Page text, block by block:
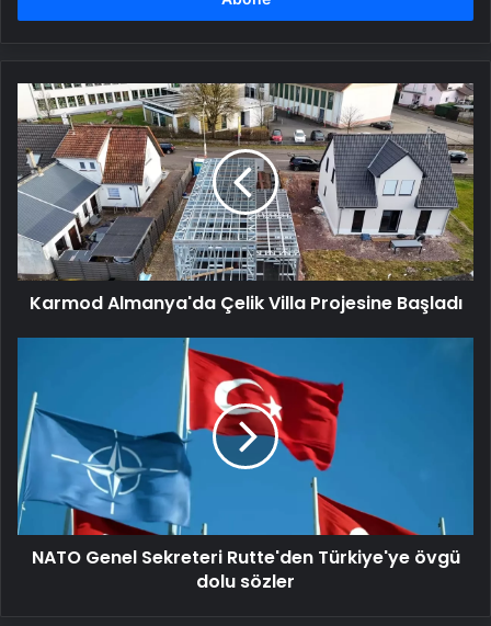
Karmod
Almanya'da
Çelik
Villa
Projesine
Başladı
Karmod Almanya'da Çelik Villa Projesine Başladı
Sekreteri
Rutte'den
Türkiye'ye
övgü
dolu
sözler
NATO Genel Sekreteri Rutte'den Türkiye'ye övgü
dolu sözler